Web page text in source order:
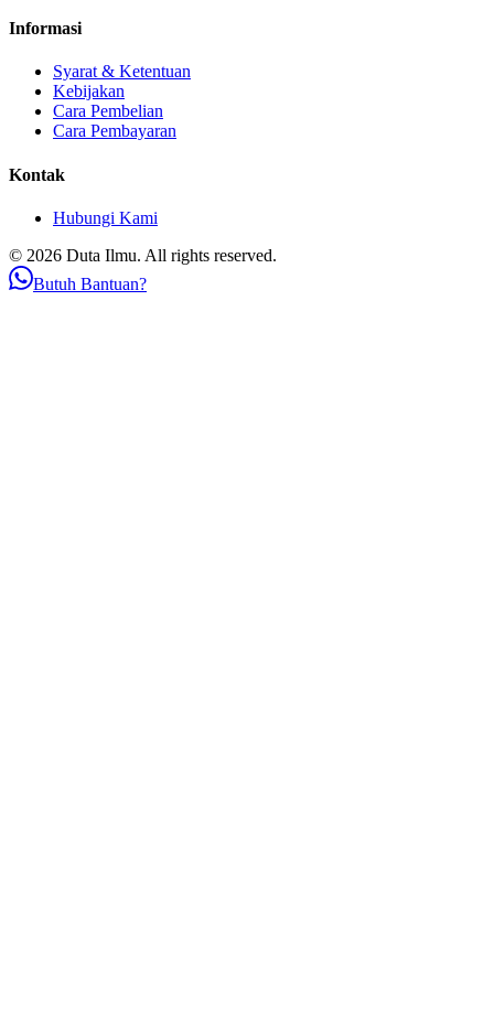
Informasi
Syarat & Ketentuan
Kebijakan
Cara Pembelian
Cara Pembayaran
Kontak
Hubungi Kami
© 2026 Duta Ilmu. All rights reserved.
Butuh Bantuan?